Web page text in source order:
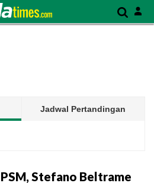
Jadwal Pertandingan
Stefano Beltrame